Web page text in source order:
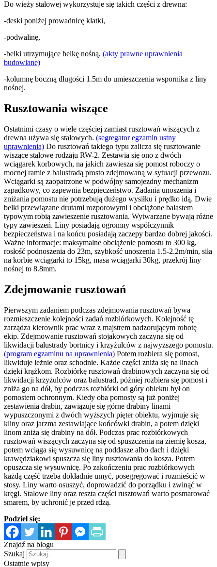
Do wieży stalowej wykorzystuje się takich części z drewna:
-deski poniżej prowadnicę klatki,
-podwalinę,
-belki utrzymujące belkę nośną, (akty prawne uprawnienia
budowlane)
-kolumnę boczną długości 1.5m do umieszczenia wspornika z liny
nośnej.
Rusztowania wiszące
Ostatnimi czasy o wiele częściej zamiast rusztowań wiszących z
drewna używa się stalowych. (segregator egzamin ustny
uprawnienia) Do rusztowań takiego typu zalicza się rusztowanie
wiszące stalowe rodzaju RW-2. Zestawia się ono z dwóch
wciągarek korbowych, na jakich zawiesza się pomost roboczy o
mocnej ramie z balustradą prosto zdejmowaną w sytuacji przewozu.
Wciągarki są zaopatrzone w podwójny samojezdny mechanizm
zapadkowy, co zapewnia bezpieczeństwo. Zadania unoszenia i
zniżania pomostu nie potrzebują dużego wysiłku i prędko idą. Dwie
belki przewiązane drutami rozporowymi i obciążone balastem
typowym robią zawieszenie rusztowania. Wytwarzane bywają różne
typy zawieszeń. Liny posiadają ogromny współczynnik
bezpieczeństwa i na końcu posiadają zaczepy bardzo dobrej jakości.
Ważne informacje: maksymalne obciążenie pomostu to 300 kg,
rosłość podnoszenia do 23m, szybkość unoszenia 1.5-2.2m/min, siła
na korbie wciągarki to 15kg, masa wciągarki 30kg, przekrój liny
nośnej to 8.8mm.
Zdejmowanie rusztowań
Pierwszym zadaniem podczas zdejmowania rusztowań bywa
rozmieszczenie kolejności zadań rozbiórkowych. Kolejność tę
zarządza kierownik prac wraz z majstrem nadzorującym robotę
ekip. Zdejmowanie rusztowań stojakowych zaczyna się od
likwidacji balustrady bortnicy i krzyżulców z najwyższego pomostu.
(program egzaminu na uprawnienia) Potem rozbiera się pomost,
likwiduje leżnie oraz schodnie. Każde części zniża się na linach
dzięki krążkom. Rozbiórkę rusztowań drabinowych zaczyna się od
likwidacji krzyżulców oraz balustrad, później rozbiera się pomost i
zniża go na dół, by podczas rozbiórki od góry obiektu był on
pomostem ochronnym. Kiedy oba pomosty są już poniżej
zestawienia drabin, zawiązuje się górne drabiny linami
wypuszczonymi z dwóch wyższych pięter obiektu, wyjmuje się
kliny oraz jarzma zestawiające końcówki drabin, a potem dzięki
linom zniża się drabiny na dół. Podczas prac rozbiórkowych
rusztowań wiszących zaczyna się od spuszczenia na ziemię kosza,
potem wciąga się wysuwnicę na poddasze albo dach i dzięki
krawędziakowi spuszcza się liny rusztowania do kosza. Potem
opuszcza się wysuwnicę. Po zakończeniu prac rozbiórkowych
każdą część trzeba dokładnie umyć, posegregować i rozmieścić w
stosy. Liny warto osuszyć, doprowadzić do porządku i zwinąć w
kręgi. Stalowe liny oraz reszta części rusztowań warto posmarować
smarem, by uchronić je przed rdzą.
Podziel się:
Znajdź na blogu
Szukaj
Ostatnie wpisy